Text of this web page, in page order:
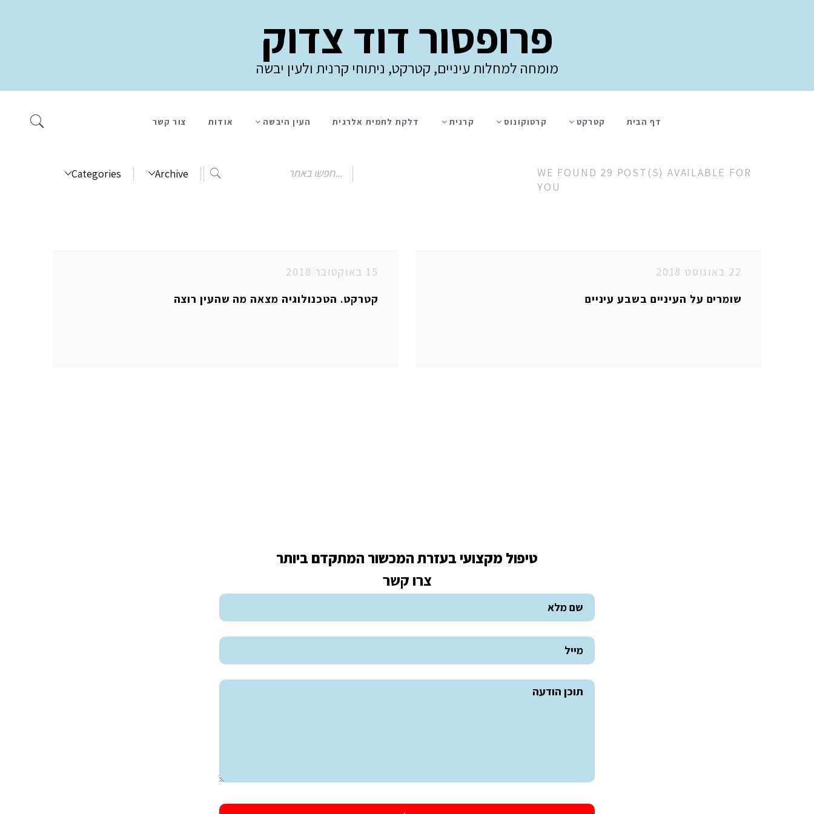
פרופסור דוד צדוק
מומחה למחלות עיניים, קטרקט, ניתוחי קרנית ולעין יבשה
דף הבית קטרקט קרטוקונוס קרנית דלקת לחמית אלרגית העין היבשה אודות צור קשר
WE FOUND 29 POST(S) AVAILABLE FOR
YOU
Categories Archive
15 באוקטובר 2018
קטרקט. הטכנולוגיה מצאה מה שהעין רוצה
22 באוגוסט 2018
שומרים על העיניים בשבע עיניים
טיפול מקצועי בעזרת המכשור המתקדם ביותר
צרו קשר